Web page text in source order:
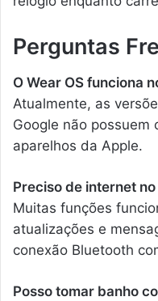
Perguntas
O Wear OS funciona
Atualmente, as
Google não possuem
aparelhos da Apple.
Preciso de internet
Muitas funções
atualizações e
conexão Bluetooth
Posso tomar banho